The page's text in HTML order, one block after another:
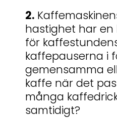
2.
hastighet har
för
kaffepauserna i
gemensamma
kaffe när det
många
samtidigt?